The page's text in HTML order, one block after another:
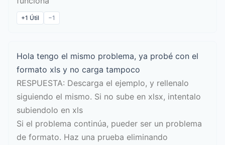
+1 Útil −1
Hola tengo el mismo problema, ya probé con el
formato xls y no carga tampoco
RESPUESTA: Descarga el ejemplo, y rellenalo
siguiendo el mismo. Si no sube en xlsx, intentalo
subiendolo en xls
Si el problema continúa, pueder ser un problema
de formato. Haz una prueba eliminando